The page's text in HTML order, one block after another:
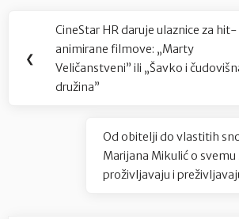
Navigacija
objava
❮
Previous
Post:
CineStar HR daruje ulaznice za hit-
animirane filmove: „Marty
Veličanstveni” ili „Šavko i
družina”
Next
Post:
Od obitelji do vlastitih
Marijana Mikulić o svemu
proživljavaju i